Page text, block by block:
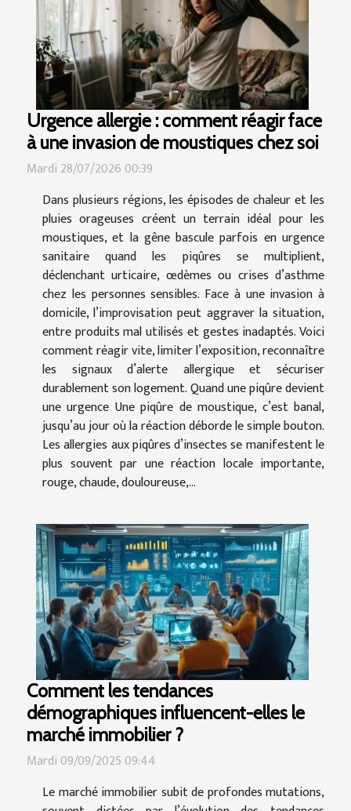
Urgence allergie : comment réagir face
à une invasion de moustiques chez soi
Mardi 28/07/2026 00:39
Dans plusieurs régions, les épisodes de chaleur et les
pluies orageuses créent un terrain idéal pour les
moustiques, et la gêne bascule parfois en urgence
sanitaire quand les piqûres se multiplient,
déclenchant urticaire, œdèmes ou crises d’asthme
chez les personnes sensibles. Face à une invasion à
domicile, l’improvisation peut aggraver la situation,
entre produits mal utilisés et gestes inadaptés. Voici
comment réagir vite, limiter l’exposition, reconnaître
les signaux d’alerte allergique et sécuriser
durablement son logement. Quand une piqûre devient
une urgence Une piqûre de moustique, c’est banal,
jusqu’au jour où la réaction déborde le simple bouton.
Les allergies aux piqûres d’insectes se manifestent le
plus souvent par une réaction locale importante,
rouge, chaude, douloureuse,...
Comment les tendances
démographiques influencent-elles le
marché immobilier ?
Mardi 09/09/2025 09:44
Le marché immobilier subit de profondes mutations,